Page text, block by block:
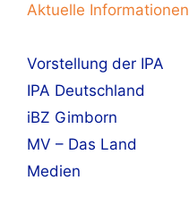
Aktuelle Informationen
Vorstellung der IPA
IPA Deutschland
iBZ Gimborn
MV – Das Land
Medien